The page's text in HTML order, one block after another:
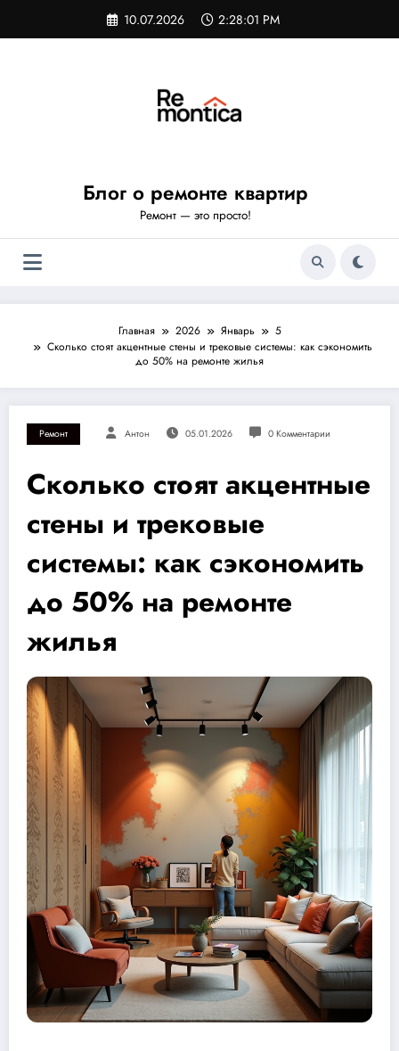
содержимому
10.07.2026 2:28:02 PM
Блог о ремонте квартир
Ремонт — это просто!
Главная 2026 Январь
5
Сколько стоят акцентные стены и трековые системы: как сэкономить
до 50% на ремонте жилья
Ремонт Антон 05.01.2026 0 Комментарии
Сколько стоят акцентные
стены и трековые
системы: как сэкономить
до 50% на ремонте
жилья